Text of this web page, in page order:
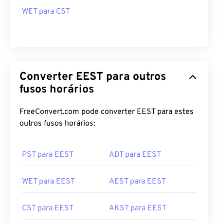
WET para CST
Converter EEST para outros
fusos horários
FreeConvert.com pode converter EEST para estes
outros fusos horários:
PST para EEST ADT para EEST
WET para EEST AEST para EEST
CST para EEST AKST para EEST